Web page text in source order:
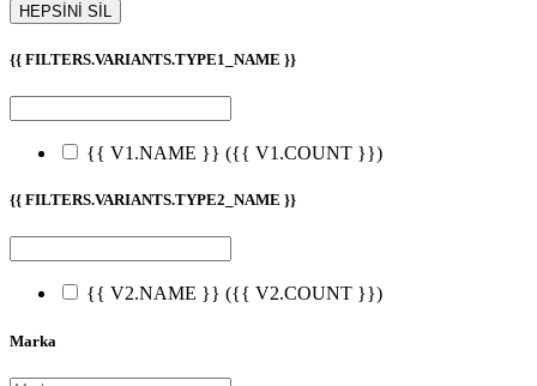
HEPSİNİ SİL
{{ FILTERS.VARIANTS.TYPE1_NAME }}
{{ V1.NAME }} ({{ V1.COUNT }})
{{ FILTERS.VARIANTS.TYPE2_NAME }}
{{ V2.NAME }} ({{ V2.COUNT }})
Marka